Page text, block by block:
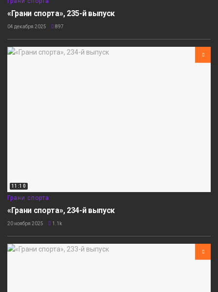
«Грани спорта», 235-й выпуск
04 декабря 2025 897
11:10
Грани спорта
«Грани спорта», 234-й выпуск
20 ноября 2025 1.1k